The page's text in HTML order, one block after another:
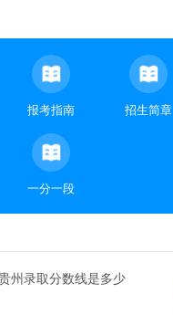
报考指南 招生简章
一分一段
州录取分数线是多少